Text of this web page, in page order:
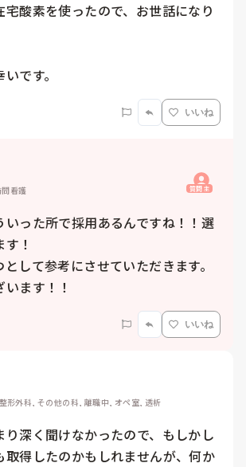
酸素を使ったので、お世話になり
です。
いいね
看護 質問主
いった所で採用あるんですね！！選
！
して参考にさせていただきます。
ます！！
いいね
形外科, その他の科, 離職中, オペ室, 透析
り深く聞けなかったので、もしかし
取得したのかもしれませんが、何か